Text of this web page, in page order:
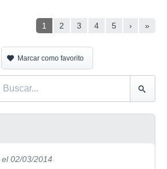
1 2 3 4 5 › »
Marcar como favorito
el 02/03/2014